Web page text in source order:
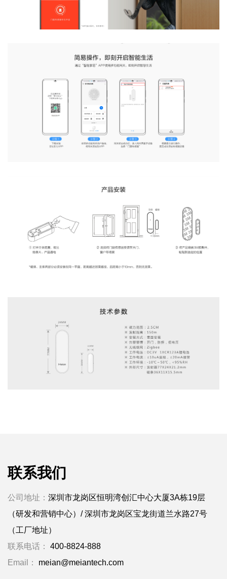
联系我们
公司地址： 深圳市龙岗区恒明湾创汇中心大厦3A栋19层
（研发和营销中心）/ 深圳市龙岗区宝龙街道兰水路27号
（工厂地址）
联系电话：
400-8824-888
Email：
meian@meiantech.com